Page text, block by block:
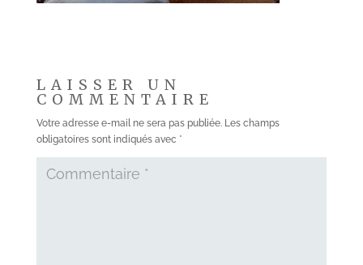
LAISSER UN
COMMENTAIRE
Votre adresse e-mail ne sera pas publiée. Les champs
obligatoires sont indiqués avec *